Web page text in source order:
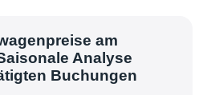
am
Analyse
Buchungen